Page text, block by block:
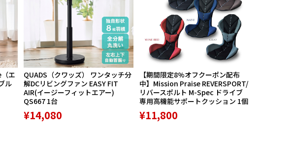
エ
ル
QUADS（クワッズ） ワンタッチ分
解DCリビングファン EASY FIT
AIR(イージーフィットエアー)
QS667 1台
¥14,080
【期間限定8%オフクーポン配布
中】Mission Praise REVERSPORT/
リバースポルト M-Spec ドライブ
専用高機能サポートクッション 1個
¥11,800